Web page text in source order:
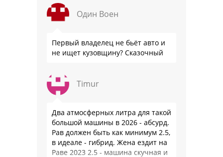
слышали?
Один Воен
Первый владелец не бьёт авто и
не ищет кузовщину? Сказочный
Timur
Два атмосферных литра для такой
большой машины в 2026 - абсурд.
Рав должен быть как минимум 2.5,
в идеале - гибрид. Жена ездит на
Раве 2023 2.5 - машина скучная и